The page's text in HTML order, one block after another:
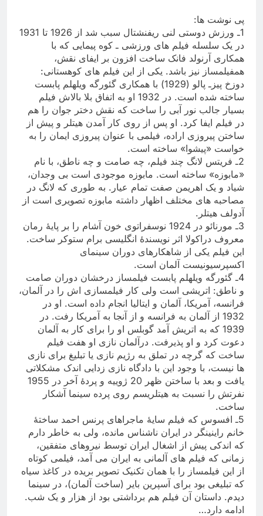
پی نوشت ها:
1
ـ ورزش دوستی لنی ریفنشتال سبب شد از 1926 تا 1931
در یک سلسله فیلم های ورزشی ـ کوه پیمایی که با
همکاری آرنولد فانک ساخت افزون بر ایفای نقش،
همفیلمساز نیز باشد. یکی از این فیلم های کوهستانی:
دوزخ پیزـ پالو (1929) با همکاری گئورگه ویلهلم پابست
ساخته شده است. در 1932 او به اتفاق بلا بالاش فیلم
بسیار جالب نور آبی را ساخت که نقش دختر جوان را هم
در فیلم ایفا کرد. او پس از روی کار آمدن هیتلر و پیش از
ساختن پیروزی اراده، فیلمی با عنوان پیروزی ایمان را به
خواست «پیشوا» ساخته است.
2ـ فریتس لانگ چند فیلم، چه صامت و چه ناطق، با نام
«مابوزه» ساخته است. مابوزه موجودی است بی وجدان،
شیاد و یک اهریمن صفت تمام عیار. به طوری که لانگ در
مصاحبه های مختلف اظهار داشته مابوزه تصویری است از
آدولف هیتلر .
3
ـ مورنائو در 1924 نوسفراتوی خون آشام را بر پایۀ رمان
معروف دراکولا اثر نویسندۀ انگلیسی برام ستوکر ساخت.
این فیلم یکی از شاهکارهای دوران سینمای
اکسپرسیونیست آلمان است.
4ـ گئورگه ویلهلم پابست فیلمساز درخشان دوران صامت
و ناطق: اتریشی است ولی کار فیلمسازی اش را در آلمان،
فرانسه، آمریکا، آلمان و ایتالیا انجام داده است. او در
1932 از آلمان به فرانسه و از آنجا به آمریکا رفت. در
1939 که به اتریش آمد گوبلس او را برای کار به آلمان
دعوت کرد و او پذیرفت. درآلمان نازی او هفت فیلم
ساخت که گرچه در تملق به رژیم نازی یا تبلیغ برای نازی
ها نیست، با وجود این با دادگاه نازی زدایی اندک مشکلاتی
یافت و بعد با ساختن ظهر 20 ژوییه و پردۀ آخر در 1955
نفرتش را نسبت به هیتلریسم روی پرده سینما آشکار
ساخت.
5ـ افسوس که فیلم سایۀ ماجراهای پرنس احمد ساختۀ
خانم راینینگر در ایران ناشناس مانده، ولی به خاطر دارم
که اندکی پیش از اشغال ایران توسط نیروهای متفقین،
زمانی که فیلم های آلمانی به ایران می آمد، فیلمی کوتاه
از این فیلمساز را با همان تکنیک تصویر بریده در کاغذ سیاه
که تبلیغی بود برای آسپرین بایر (ساخت آلمان)، در سینما
دیدم. داستان آن فیلم هم برداشتی بود از هزار و یک شب.
ادامه دارد…